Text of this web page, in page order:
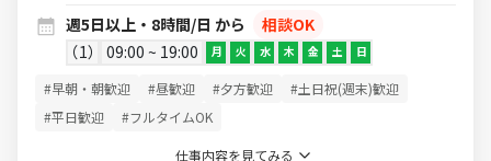
週5日以上・8時間/日 から
相談OK
1
09:00 ~ 19:00 月 火 水 木 金 土 日
#早朝・朝歓迎 #昼歓迎 #夕方歓迎
#土日祝(週末)歓迎
#平日歓迎
#フルタイムOK
仕事内容を見てみる